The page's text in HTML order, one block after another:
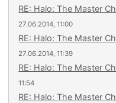
RE: Halo: The Master
27.06.2014, 11:00
RE: Halo: The Master
27.06.2014, 11:39
RE: Halo: The Master
11:54
RE: Halo: The Master